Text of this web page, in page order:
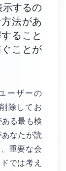
するの
法があ
ること
ことが
ーザーの
除してお
る最も検
なたが読
重要な会
では考え